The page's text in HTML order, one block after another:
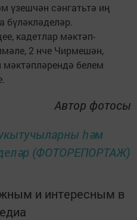
үзешчән сәнгатьтә иң
бүләкләделәр.
кадетлар мәктәп-
2 нче Чирмешән,
белем
Автор фотосы
һәм
(ФОТОРЕПОРТАЖ)
и интересным в